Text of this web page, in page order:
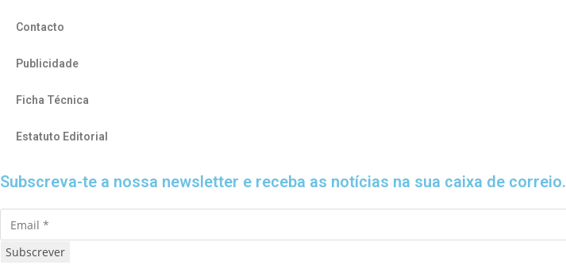
Contacto
Publicidade
Ficha Técnica
Estatuto Editorial
Subscreva-te a nossa newsletter e receba as notícias na sua caixa de correio.
Subscrever